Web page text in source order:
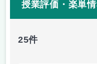
授業評価・楽単
25件